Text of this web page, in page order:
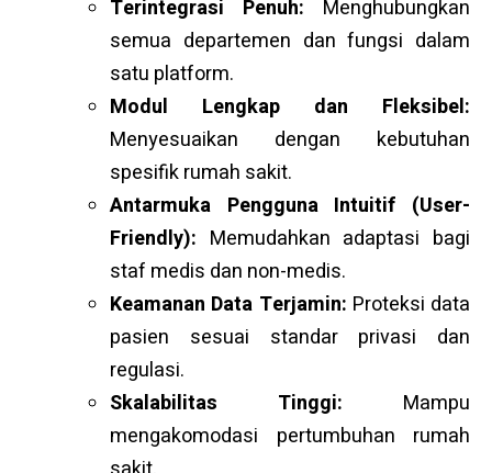
Terintegrasi Penuh: Menghubungkan
semua departemen dan fungsi dalam
satu platform.
Modul Lengkap dan Fleksibel:
Menyesuaikan dengan kebutuhan
spesifik rumah sakit.
Antarmuka Pengguna Intuitif (User-
Friendly): Memudahkan adaptasi bagi
staf medis dan non-medis.
Keamanan Data Terjamin: Proteksi data
pasien sesuai standar privasi dan
regulasi.
Skalabilitas Tinggi: Mampu
mengakomodasi pertumbuhan rumah